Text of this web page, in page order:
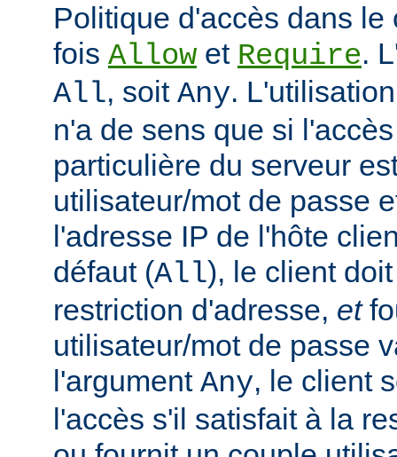
Politique d'accès dans
fois Allow et Require.
All, soit Any.
n'a de sens que si
particulière du serveur
utilisateur/mot de passe
l'adresse IP de l'hôte
défaut (All), le client
restriction d'adresse, et
utilisateur/mot de passe
l'argument Any, le client
l'accès s'il satisfait à la